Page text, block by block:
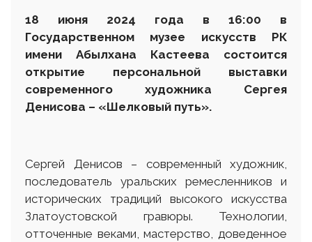
18 июня 2024 года в 16:00 в
Государственном музее искусств РК
имени Абылхана Кастеева состоится
открытие персональной выставки
современного художника
Сергея
Денисова – «Шелковый путь».
Сергей Денисов – современный художник,
последователь уральских ремесленников и
исторических традиций высокого искусства
Златоустовской гравюры. Технологии,
отточенные веками, мастерство, доведенное